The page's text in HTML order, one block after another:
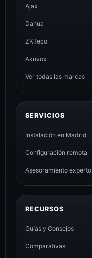
Ajax
Dahua
ZKTeco
Akuvox
Ver todas las marcas
SERVICIOS
Instalación en Madrid
Configuración remota
Asesoramiento experto
RECURSOS
Guías y Consejos
Comparativas